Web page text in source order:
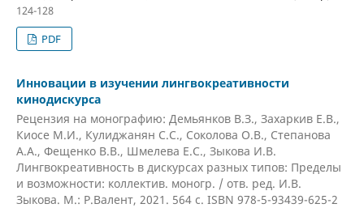
124-128
PDF
Инновации в изучении лингвокреативности
кинодискурса
Рецензия на монографию: Демьянков В.З., Захаркив Е.В.,
Киосе М.И., Кулиджанян С.С., Соколова О.В., Степанова
А.А., Фещенко В.В., Шмелева Е.С., Зыкова И.В.
Лингвокреативность в дискурсах разных типов: Пределы
и возможности: коллектив. моногр. / отв. ред. И.В.
Зыкова. М.: Р.Валент, 2021. 564 с. ISBN 978-5-93439-625-2